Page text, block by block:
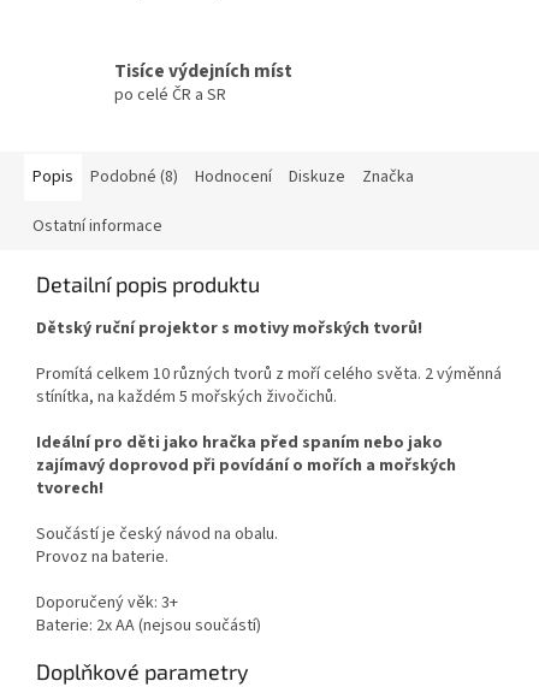
Tisíce výdejních míst
po celé ČR a SR
Popis Podobné (8) Hodnocení Diskuze Značka
Ostatní informace
Detailní popis produktu
Dětský ruční projektor s motivy mořských tvorů!
Promítá celkem 10 různých tvorů z moří celého světa. 2 výměnná
stínítka, na každém 5 mořských živočichů.
Ideální pro děti jako hračka před spaním nebo jako
zajímavý doprovod při povídání o mořích a mořských
tvorech!
Součástí je český návod na obalu.
Provoz na baterie.
Doporučený věk: 3+
Baterie: 2x AA (nejsou součástí)
Doplňkové parametry